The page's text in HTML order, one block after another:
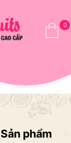
0
Sản phẩm